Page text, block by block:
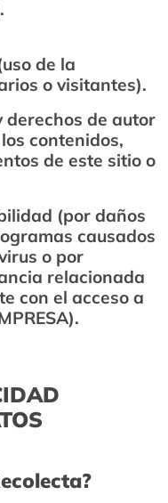
de la
o visitantes).
de autor
contenidos,
de este sitio o
(por daños
causados
o por
relacionada
con el acceso a